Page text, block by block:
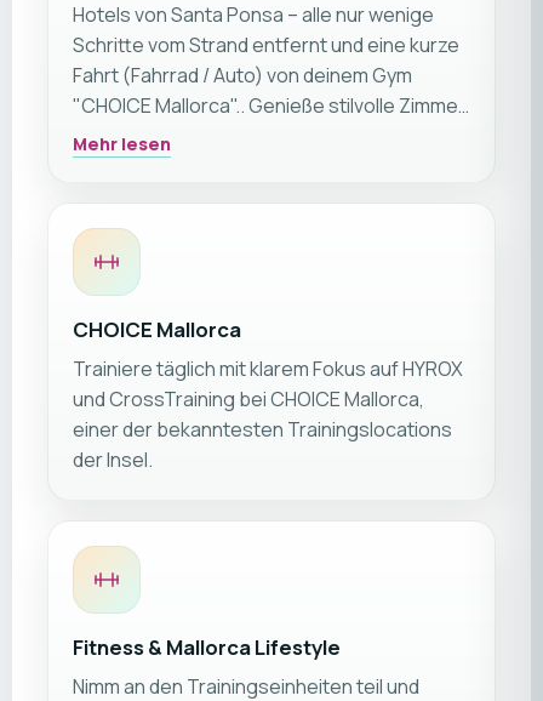
Hotels von Santa Ponsa – alle nur wenige
Schritte vom Strand entfernt und eine kurze
Fahrt (Fahrrad / Auto) von deinem Gym
"CHOICE Mallorca".. Genieße stilvolle Zimmer,
panoramische Terrassen und großzügige
Wellnessbereiche mit Spa, Pools und
Training. Wähle dein Wunschhotel für einen
luxuriösen Fitnessurlaub an Mallorcas
sonniger Küste.
Mehr lesen
CHOICE Mallorca
Trainiere täglich mit klarem Fokus auf HYROX
und CrossTraining bei CHOICE Mallorca,
einer der bekanntesten Trainingslocations
der Insel.
Fitness & Mallorca Lifestyle
Nimm an den Trainingseinheiten teil und